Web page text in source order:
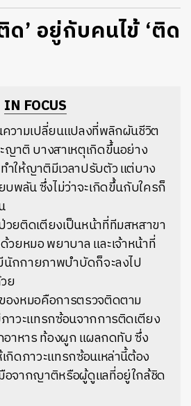
’ อยู่กับคนไข้ ‘ติด
IN FOCUS
วามเปลี่ยนแปลงที่พลิกผันชีวิต
าติ บางสาเหตุเกิดขึ้นอย่าง
ำให้ญาติมีเวลาปรับตัว แต่บาง
บพลัน ซึ่งไม่ว่าจะเกิดขึ้นกับใครก็
ยติดเตียงเป็นหน้าที่ทีมสหสาขา
วยหมอ พยาบาล และเจ้าหน้าที่
นักกายภาพบำบัดก็จะลงไป
ย
องหมอคือการตรวจติดตาม
าวะแทรกซ้อนจากการติดเตียง
อาหาร ท้องผูก แผลกดทับ ซึ่ง
กิดภาวะแทรกซ้อนเหล่านี้ต้อง
อจากญาติหรือผู้ดูแลที่อยู่ใกล้ชิด